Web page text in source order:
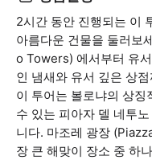
2시간 동안 진행되는 이
아름다운 건물을 둘러보
o Towers) 에서부터 유
인 냄새와 유서 깊은 상점
이 투어는 볼로냐의 상
수 있는 피아자 델 네투
니다. 마조레 광장
장 큰 해맞이 장소 중 하